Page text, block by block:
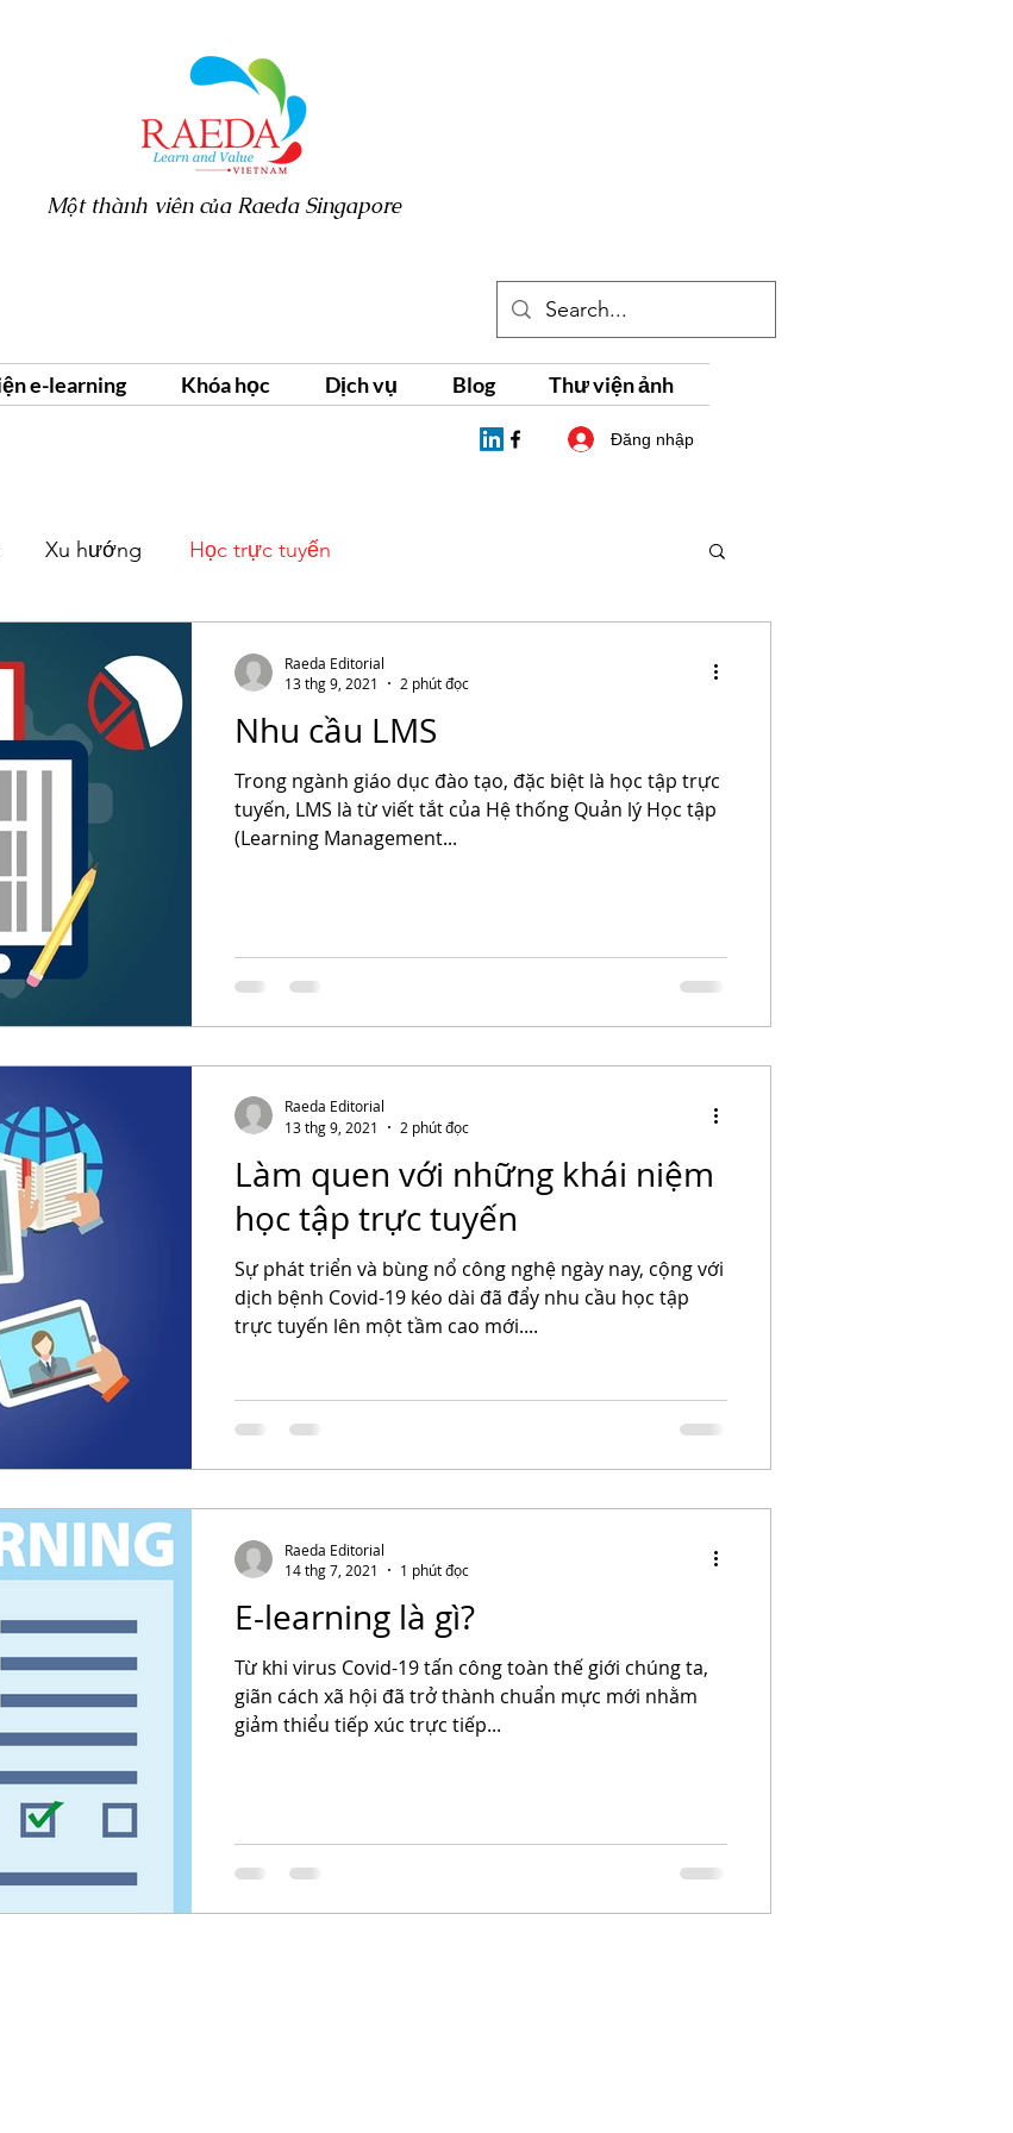
Một thành viên của Raeda Singapore
e-learning Khóa học Dịch vụ Blog Thư viện ảnh
Đăng nhập
Xu hướng Học trực tuyến
Nhu cầu LMS
Trong ngành giáo dục đào tạo, đặc biệt là học tập trực
tuyến, LMS là từ viết tắt của Hệ thống Quản lý Học tập
(Learning Management...
Raeda Editorial
13 thg 9, 2021
2 phút đọc
Làm quen với những khái niệm
học tập trực tuyến
Sự phát triển và bùng nổ công nghệ ngày nay, cộng với
dịch bệnh Covid-19 kéo dài đã đẩy nhu cầu học tập
trực tuyến lên một tầm cao mới....
Raeda Editorial
13 thg 9, 2021
2 phút đọc
E-learning là gì?
Từ khi virus Covid-19 tấn công toàn thế giới chúng ta,
giãn cách xã hội đã trở thành chuẩn mực mới nhằm
giảm thiểu tiếp xúc trực tiếp...
Raeda Editorial
14 thg 7, 2021
1 phút đọc